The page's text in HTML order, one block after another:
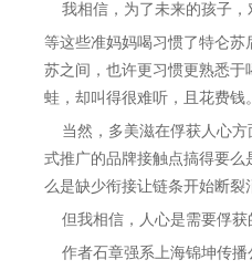
我相信，为了未来的孩子，
等这些准妈妈喝习惯了特仑
苏之间，也许更习惯更熟悉
蛙，却叫得很难听，且花费钱。
当然，多美滋在俘获人心方
式推广的品牌接触点搞得要
么是缺少衔接让链条开始断
但我相信，人心是需要俘获
作者石章强系上海锦坤传播